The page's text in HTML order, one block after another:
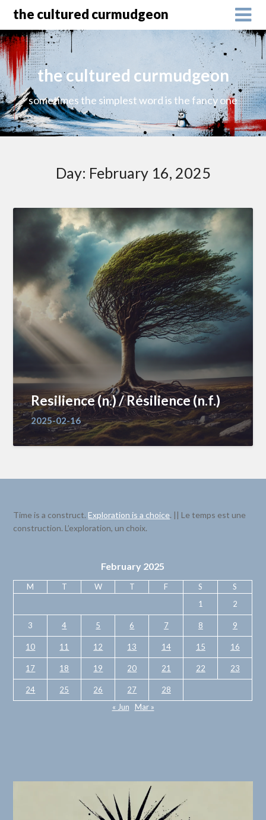
the cultured curmudgeon
the cultured curmudgeon
sometimes the simplest word is the fancy one
Day: February 16, 2025
Resilience (n.) / Résilience (n.f.)
2025-02-16
Time is a construct.Exploration is a choice. || Le temps est une
construction. L’exploration, un choix.
February 2025
M T W T F S
S
1
2
3 4 5 6 7 8 9
10 11 12 13 14 15 16
17 18 19 20 21 22 23
24 25 26 27
28
« Jun
Mar »